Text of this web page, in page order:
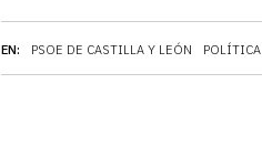
EN: PSOE DE CASTILLA Y LEÓN POLÍTICA